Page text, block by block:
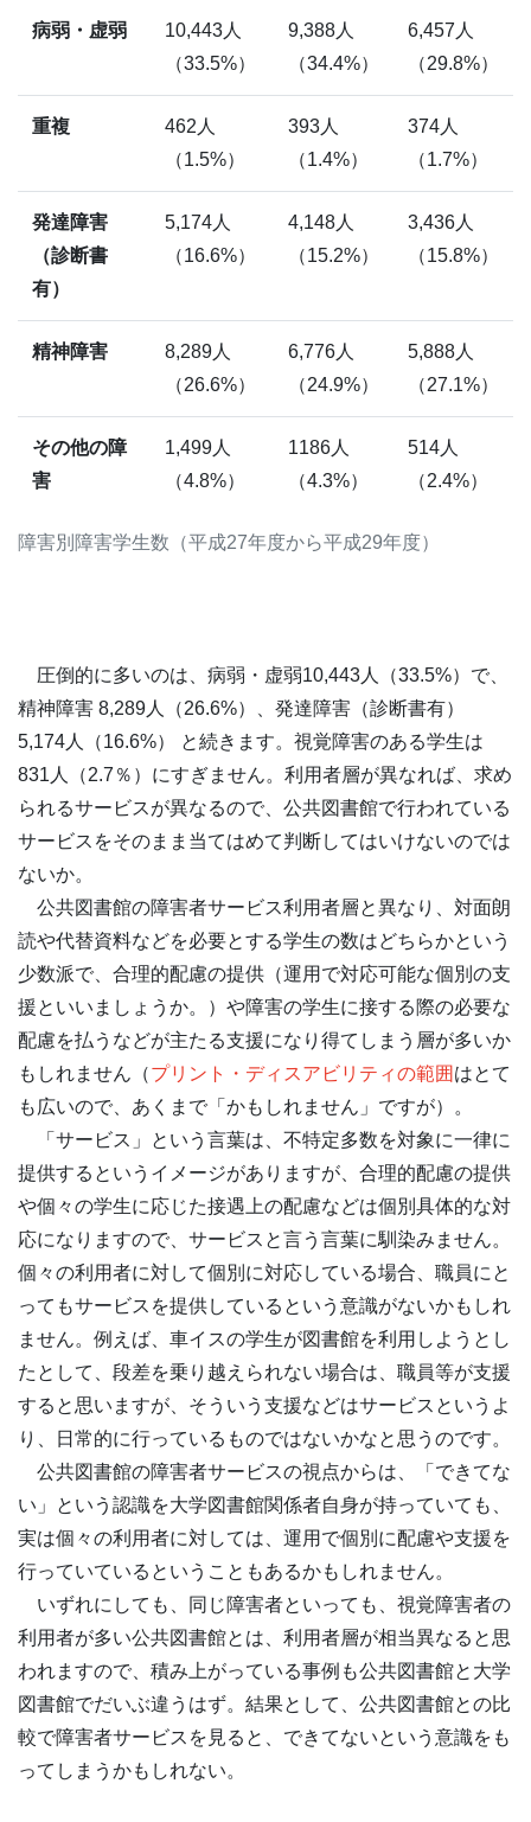
障害別障害学生数（平成27年度から平成29年度）
病弱・虚弱
10,443人
（33.5%）
9,388人
（34.4%）
6,457人
（29.8%）
重複
462人
（1.5%）
393人
（1.4%）
374人
（1.7%）
発達障害
（診断書
有）
5,174人
（16.6%）
4,148人
（15.2%）
3,436人
（15.8%）
精神障害
8,289人
（26.6%）
6,776人
（24.9%）
5,888人
（27.1%）
その他の障
害
1,499人
（4.8%）
1186人
（4.3%）
514人
（2.4%）
圧倒的に多いのは、病弱・虚弱10,443人（33.5%）で、
精神障害 8,289人（26.6%）、発達障害（診断書有）
5,174人（16.6%） と続きます。視覚障害のある学生は
831人（2.7％）にすぎません。利用者層が異なれば、求め
られるサービスが異なるので、公共図書館で行われている
サービスをそのまま当てはめて判断してはいけないのでは
ないか。
公共図書館の障害者サービス利用者層と異なり、対面朗
読や代替資料などを必要とする学生の数はどちらかという
少数派で、合理的配慮の提供（運用で対応可能な個別の支
援といいましょうか。）や障害の学生に接する際の必要な
配慮を払うなどが主たる支援になり得てしまう層が多いか
もしれません（プリント・ディスアビリティの範囲 はとて
も広いので、あくまで「かもしれません」ですが）。
「サービス」という言葉は、不特定多数を対象に一律に
提供するというイメージがありますが、合理的配慮の提供
や個々の学生に応じた接遇上の配慮などは個別具体的な対
応になりますので、サービスと言う言葉に馴染みません。
個々の利用者に対して個別に対応している場合、職員にと
ってもサービスを提供しているという意識がないかもしれ
ません。例えば、車イスの学生が図書館を利用しようとし
たとして、段差を乗り越えられない場合は、職員等が支援
すると思いますが、そういう支援などはサービスというよ
り、日常的に行っているものではないかなと思うのです。
公共図書館の障害者サービスの視点からは、「できてな
い」という認識を大学図書館関係者自身が持っていても、
実は個々の利用者に対しては、運用で個別に配慮や支援を
行っていているということもあるかもしれません。
いずれにしても、同じ障害者といっても、視覚障害者の
利用者が多い公共図書館とは、利用者層が相当異なると思
われますので、積み上がっている事例も公共図書館と大学
図書館でだいぶ違うはず。結果として、公共図書館との比
較で障害者サービスを見ると、できてないという意識をも
ってしまうかもしれない。